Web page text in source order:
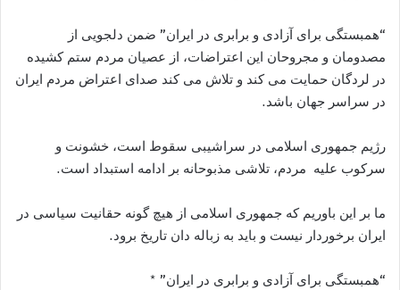
“همبستگی برای آزادی و برابری در ایران” ضمن دلجویی از
مصدومان و مجروحان این اعتراضات، از عصیان مردم ستم کشیده
در لردگان حمایت می کند و تلاش می کند صدای اعتراض مردم ایران
در سراسر جهان باشد.
رژیم جمهوری اسلامی در سراشیبی سقوط است، خشونت و
سرکوب علیه مردم، تلاشی مذبوحانه بر ادامه استبداد است.
ما بر این باوریم که جمهوری اسلامی از هیچ گونه حقانیت سیاسی در
ایران برخوردار نیست و باید به زباله دان تاریخ برود.
“همبستگی برای آزادی و برابری در ايران” *